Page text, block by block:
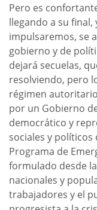
Pero es
llegando a su
impulsaremos, se
gobierno y de
dejará secuelas,
resolviendo, pero
régimen
por un Gobierno
democrático y
sociales y
Programa de
formulado desde
nacionales y
trabajadores y el